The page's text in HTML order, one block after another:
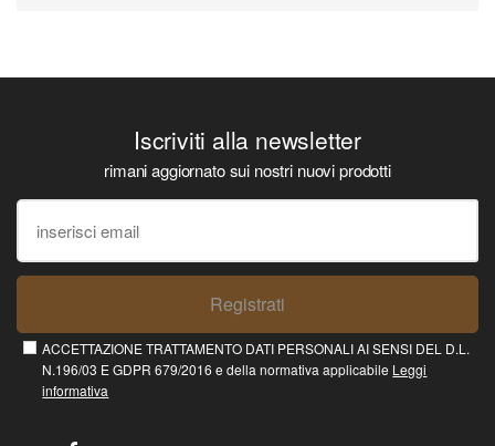
Iscriviti alla newsletter
rimani aggiornato sui nostri nuovi prodotti
Registrati
ACCETTAZIONE TRATTAMENTO DATI PERSONALI AI SENSI DEL D.L.
N.196/03 E GDPR 679/2016 e della normativa applicabile Leggi
informativa